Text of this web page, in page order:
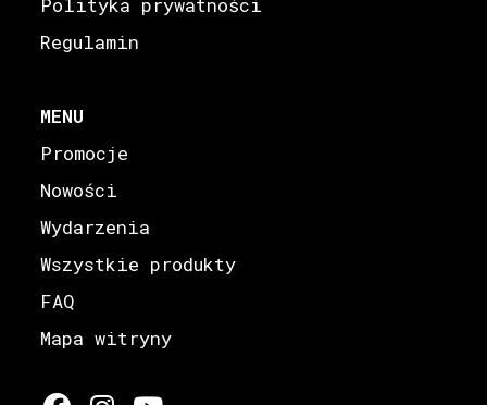
Polityka prywatności
Regulamin
MENU
Promocje
Nowości
Wydarzenia
Wszystkie produkty
FAQ
Mapa witryny